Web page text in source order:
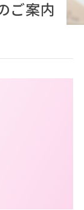
ご案内